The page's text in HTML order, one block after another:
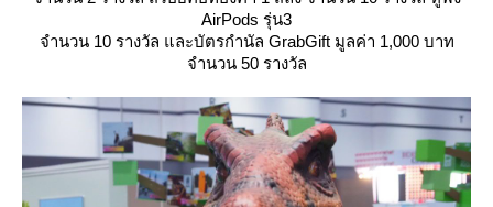
AirPods รุ่น3
จำนวน 10 รางวัล และบัตรกำนัล GrabGift มูลค่า 1,000 บาท
จำนวน 50 รางวัล